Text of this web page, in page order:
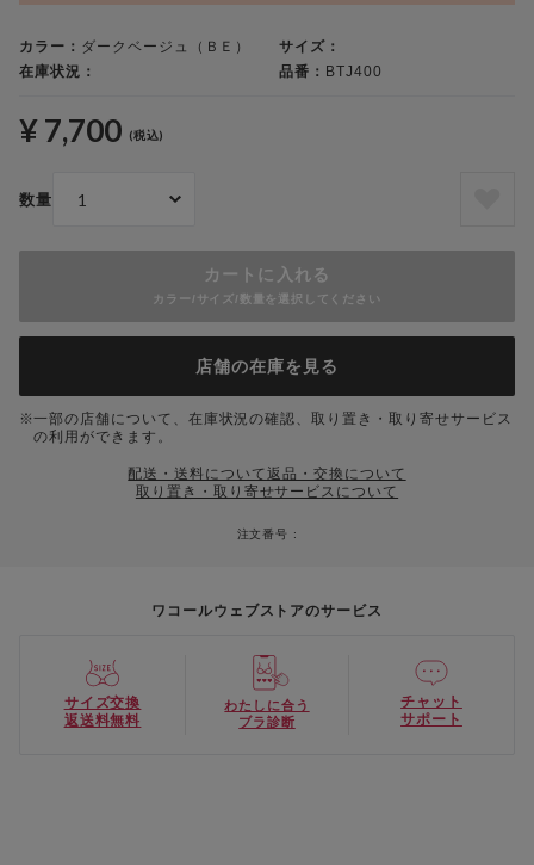
カラー： ダークベージュ（ＢＥ）
サイズ：
在庫状況：
品番： BTJ400
¥ 7,700 (税込)
数量
カートに入れる
カラー/サイズ/数量を選択してください
店舗の在庫を見る
一部の店舗について、在庫状況の確認、取り置き・取り寄せサービス
の利用ができます。
配送・送料について返品・交換について
取り置き・取り寄せサービスについて
注文番号 :
ワコールウェブストアのサービス
サイズ交換
返送料無料
わたしに合う
ブラ診断
チャット
サポート